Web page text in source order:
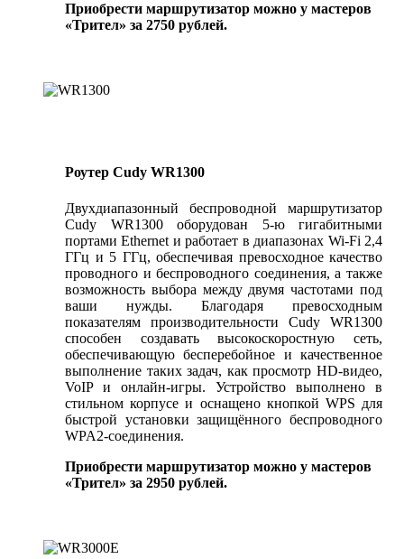
Приобрести маршрутизатор можно у мастеров
«Трител» за 2750 рублей.
Роутер Cudy WR1300
Двухдиапазонный беспроводной маршрутизатор
Cudy WR1300 оборудован 5-ю гигабитными
портами Ethernet и работает в диапазонах Wi-Fi 2,4
ГГц и 5 ГГц, обеспечивая превосходное качество
проводного и беспроводного соединения, а также
возможность выбора между двумя частотами под
ваши нужды. Благодаря превосходным
показателям производительности Cudy WR1300
способен создавать высокоскоростную сеть,
обеспечивающую бесперебойное и качественное
выполнение таких задач, как просмотр HD-видео,
VoIP и онлайн-игры. Устройство выполнено в
стильном корпусе и оснащено кнопкой WPS для
быстрой установки защищённого беспроводного
WPA2-соединения.
Приобрести маршрутизатор можно у мастеров
«Трител» за 2950 рублей.